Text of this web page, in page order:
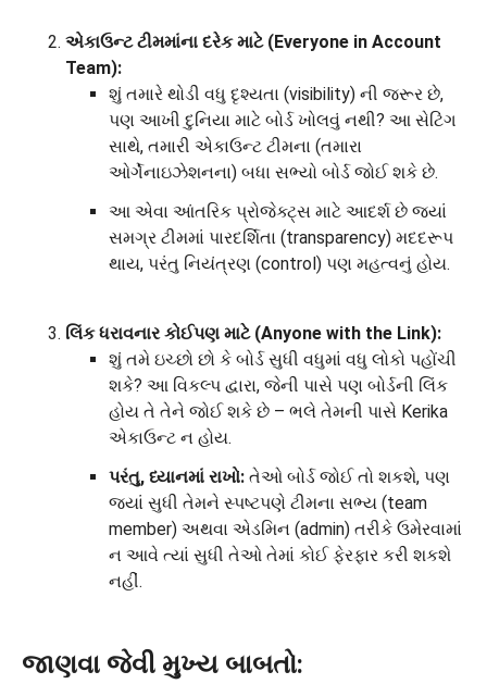
એકાઉન્ટ ટીમમાંના દરેક માટે (Everyone in Account
Team):
શું તમારે થોડી વધુ દૃશ્યતા (visibility) ની જરૂર છે,
પણ આખી દુનિયા માટે બોર્ડ ખોલવું નથી? આ સેટિંગ
સાથે, તમારી એકાઉન્ટ ટીમના (તમારા
ઓર્ગેનાઇઝેશનના) બધા સભ્યો બોર્ડ જોઈ શકે છે.
આ એવા આંતરિક પ્રોજેક્ટ્સ માટે આદર્શ છે જ્યાં
સમગ્ર ટીમમાં પારદર્શિતા (transparency) મદદરૂપ
થાય, પરંતુ નિયંત્રણ (control) પણ મહત્વનું હોય.
લિંક ધરાવનાર કોઈપણ માટે (Anyone with the Link):
શું તમે ઇચ્છો છો કે બોર્ડ સુધી વધુમાં વધુ લોકો પહોંચી
શકે? આ વિકલ્પ દ્વારા, જેની પાસે પણ બોર્ડની લિંક
હોય તે તેને જોઈ શકે છે – ભલે તેમની પાસે Kerika
એકાઉન્ટ ન હોય.
પરંતુ, ધ્યાનમાં રાખો: તેઓ બોર્ડ જોઈ તો શકશે, પણ
જ્યાં સુધી તેમને સ્પષ્ટપણે ટીમના સભ્ય (team
member) અથવા એડમિન (admin) તરીકે ઉમેરવામાં
ન આવે ત્યાં સુધી તેઓ તેમાં કોઈ ફેરફાર કરી શકશે
નહીં.
જાણવા જેવી મુખ્ય બાબતો: